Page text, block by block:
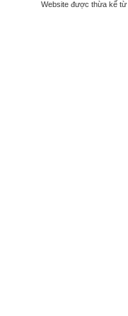
Website được thừa kế từ